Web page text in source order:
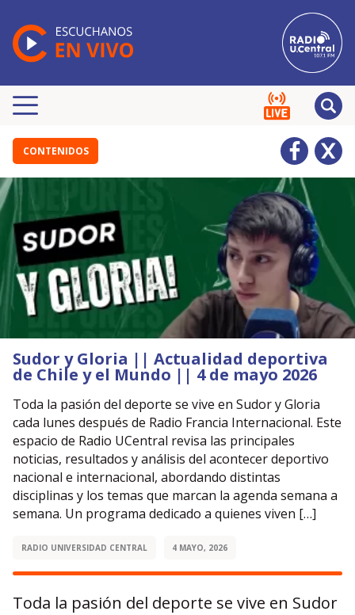
CONTENIDOS
Sudor y Gloria || Actualidad deportiva
de Chile y el Mundo || 4 de mayo 2026
Toda la pasión del deporte se vive en Sudor y Gloria
cada lunes después de Radio Francia Internacional. Este
espacio de Radio UCentral revisa las principales
noticias, resultados y análisis del acontecer deportivo
nacional e internacional, abordando distintas
disciplinas y los temas que marcan la agenda semana a
semana. Un programa dedicado a quienes viven […]
RADIO UNIVERSIDAD CENTRAL 4 MAYO, 2026
Toda la pasión del deporte se vive en Sudor